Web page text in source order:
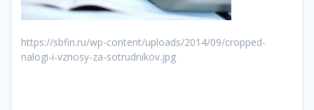
https://sbfin.ru/wp-content/uploads/2014/09/cropped-
nalogi-i-vznosy-za-sotrudnikov.jpg